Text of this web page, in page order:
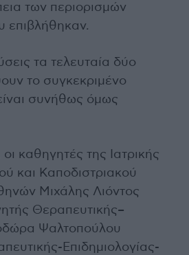
των περιορισμών
επιβλήθηκαν.
τα τελευταία δύο
το συγκεκριμένο
συνήθως όμως
καθηγητές της Ιατρικής
και Καποδιστριακού
Μιχάλης Λιόντος
Θεραπευτικής–
Ψαλτοπούλου
Επιδημιολογίας-